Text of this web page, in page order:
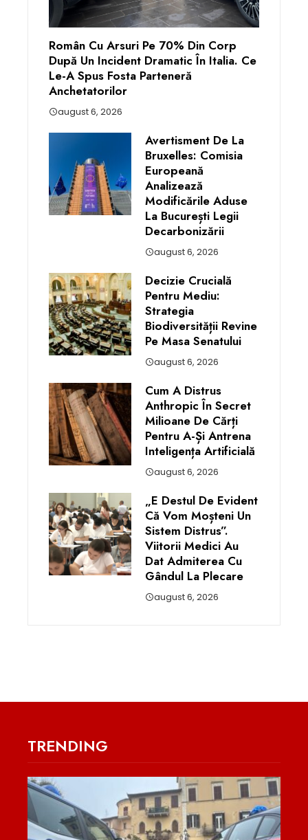
Român Cu Arsuri Pe 70% Din Corp
După Un Incident Dramatic În Italia. Ce
Le-A Spus Fosta Parteneră
Anchetatorilor
august 6, 2026
Avertisment De La
Bruxelles: Comisia
Europeană
Analizează
Modificările Aduse
La București Legii
Decarbonizării
august 6, 2026
Decizie Crucială
Pentru Mediu:
Strategia
Biodiversității Revine
Pe Masa Senatului
august 6, 2026
Cum A Distrus
Anthropic În Secret
Milioane De Cărți
Pentru A-Și Antrena
Inteligența Artificială
august 6, 2026
„E Destul De Evident
Că Vom Moșteni Un
Sistem Distrus”.
Viitorii Medici Au
Dat Admiterea Cu
Gândul La Plecare
august 6, 2026
TRENDING